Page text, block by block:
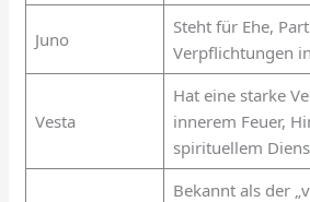
Juno
Steht für Ehe,
Verpflichtungen
Vesta
Hat eine starke
innerem Feuer,
spirituellem
Bekannt als der